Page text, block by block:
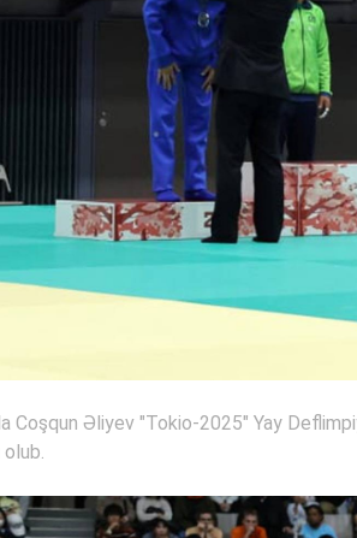
Coşqun Əliyev "Tokio-2025" Yay